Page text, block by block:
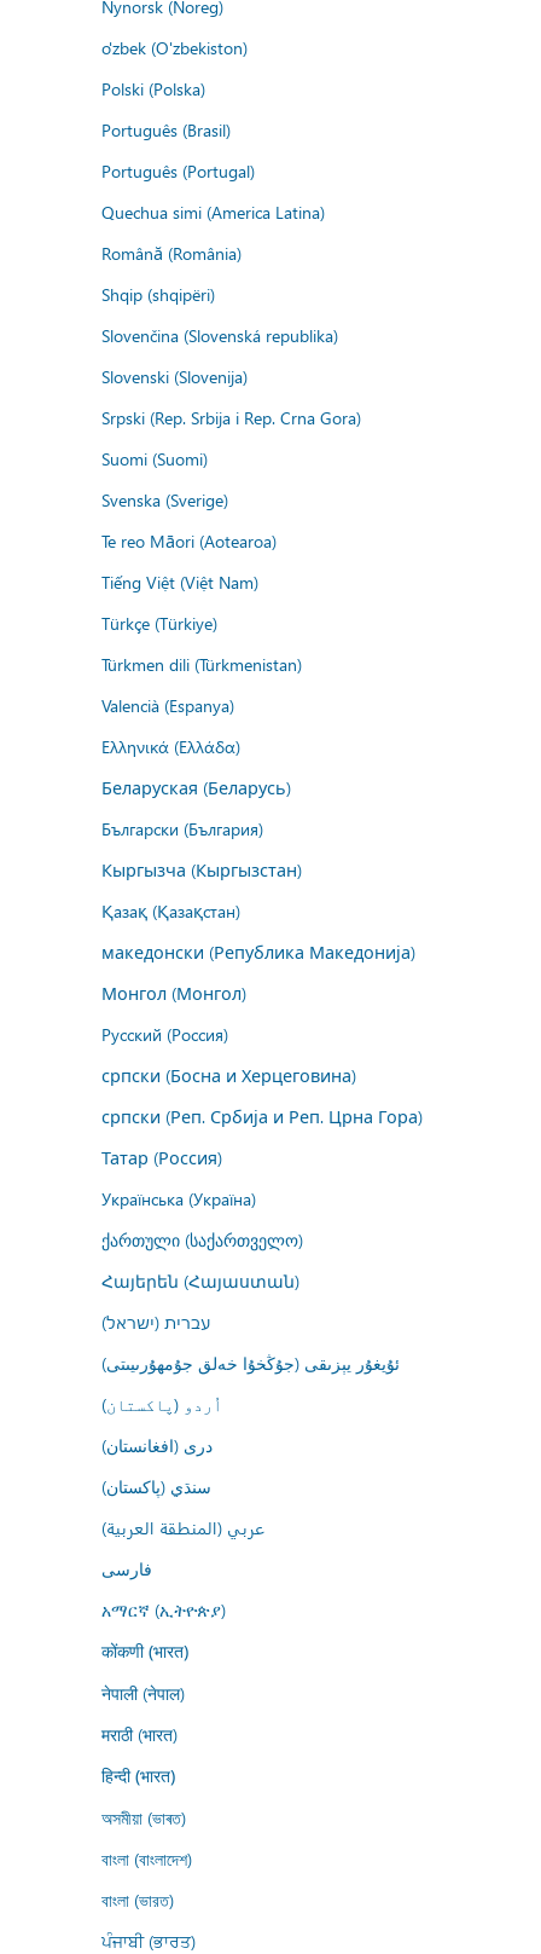
Nynorsk (Noreg)
o'zbek (O'zbekiston)
Polski (Polska)
Português (Brasil)
Português (Portugal)
Quechua simi (America Latina)
Română (România)
Shqip (shqipëri)
Slovenčina (Slovenská republika)
Slovenski (Slovenija)
Srpski (Rep. Srbija i Rep. Crna Gora)
Suomi (Suomi)
Svenska (Sverige)
Te reo Māori (Aotearoa)
Tiếng Việt (Việt Nam)
Türkçe (Türkiye)
Türkmen dili (Türkmenistan)
Valencià (Espanya)
Ελληνικά (Ελλάδα)
Беларуская (Беларусь)
Български (България)
Кыргызча (Кыргызстан)
Қазақ (Қазақстан)
македонски (Република Македонија)
Монгол (Монгол)
Русский (Россия)
српски (Босна и Херцеговина)
српски (Реп. Србија и Реп. Црна Гора)
Татар (Россия)
Українська (Україна)
ქართული (საქართველო)
Հայերեն (Հայաստան)
עברית (ישראל)
ئۇيغۇر يېزىقى (جۇڭخۇا خەلق جۇمھۇرىيىتى)
اُردو (پاکستان)
درى (افغانستان)
سنڌي (پاکستان)
عربي (المنطقة العربية)
فارسى
አማርኛ (ኢትዮጵያ)
कोंकणी (भारत)
नेपाली (नेपाल)
मराठी (भारत)
हिन्दी (भारत)
অসমীয়া (ভাৰত)
বাংলা (বাংলাদেশ)
বাংলা (ভারত)
ਪੰਜਾਬੀ (ਭਾਰਤ)